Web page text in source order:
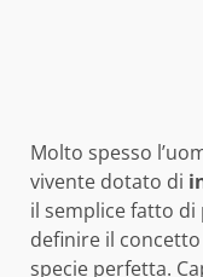
Molto spesso
vivente dotato di
il semplice fatto
definire il
specie perfetta.